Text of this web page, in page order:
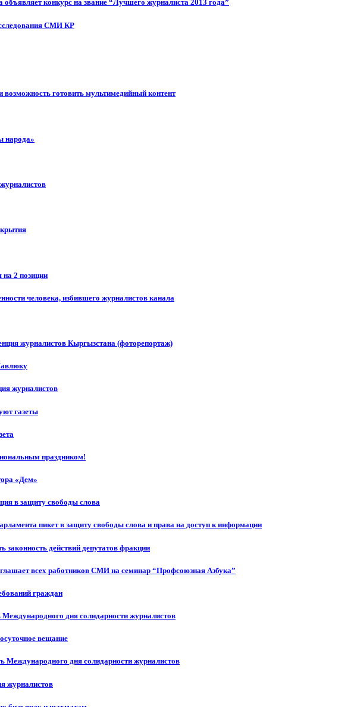
конкурс на звание “Лучшего журналиста 2013 года”
СМИ КР
готовить мультимедийный контент
народа»
2 позиции
человека, избившего журналистов канала
журналистов Кыргызстана (фоторепортаж)
журналистов
газеты
праздником!
«Дем»
в защиту свободы слова
пикет в защиту свободы слова и права на доступ к информации
действий депутатов фракции
всех работников СМИ на семинар “Профсоюзная Азбука”
граждан
дня солидарности журналистов
вещание
дня солидарности журналистов
журналистов